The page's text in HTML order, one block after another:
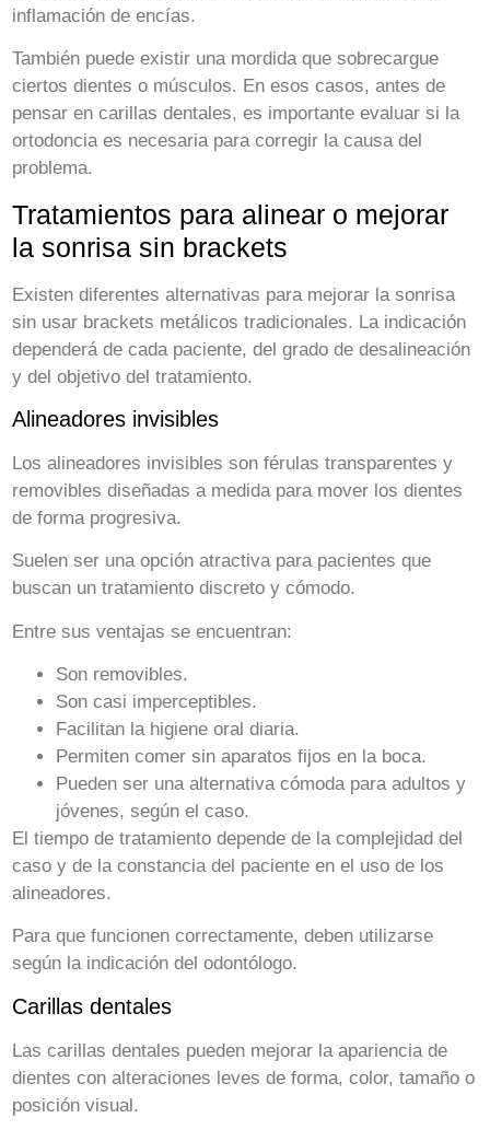
inflamación de encías.
También puede existir una mordida que sobrecargue
ciertos dientes o músculos. En esos casos, antes de
pensar en carillas dentales, es importante evaluar si la
ortodoncia es necesaria para corregir la causa del
problema.
Tratamientos para alinear o mejorar
la sonrisa sin brackets
Existen diferentes alternativas para mejorar la sonrisa
sin usar brackets metálicos tradicionales. La indicación
dependerá de cada paciente, del grado de desalineación
y del objetivo del tratamiento.
Alineadores invisibles
Los alineadores invisibles son férulas transparentes y
removibles diseñadas a medida para mover los dientes
de forma progresiva.
Suelen ser una opción atractiva para pacientes que
buscan un tratamiento discreto y cómodo.
Entre sus ventajas se encuentran:
Son removibles.
Son casi imperceptibles.
Facilitan la higiene oral diaria.
Permiten comer sin aparatos fijos en la boca.
Pueden ser una alternativa cómoda para adultos y
jóvenes, según el caso.
El tiempo de tratamiento depende de la complejidad del
caso y de la constancia del paciente en el uso de los
alineadores.
Para que funcionen correctamente, deben utilizarse
según la indicación del odontólogo.
Carillas dentales
Las carillas dentales pueden mejorar la apariencia de
dientes con alteraciones leves de forma, color, tamaño o
posición visual.